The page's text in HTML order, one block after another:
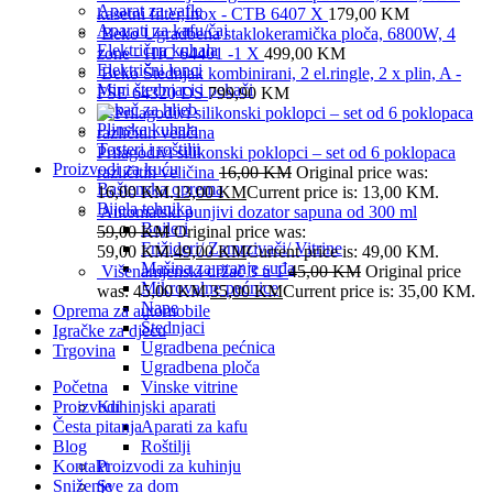
Aparat za vafle
Aparati za kafu/čaj
Električna kuhala
Električni lonci
Mini štednjaci i pekači
Pekač za hljeb
Plinska kuhala
Tosteri i roštilji
Proizvodi za kuću
Baštenska oprema
Bijela tehnika
Bojleri
Frižideri/ Zamrzivači/ Vitrine
Mašina za pranje suđa
Mikrovalne pećnice
Nape
Štednjaci
Ugradbena pećnica
Ugradbena ploča
Vinske vitrine
Kuhinjski aparati
Aparati za kafu
Roštilji
Proizvodi za kuhinju
Sve za dom
kasetni filter,Inox - CTB 6407 X 179,00 KM
Beko Ugradbena staklokeramička ploča, 6800W, 4
zone - HIC 64401 -1 X 499,00 KM
Beko Štednjak kombinirani, 2 el.ringle, 2 x plin, A -
FSE 64320 DS799,90 KM
Prilagodivi silikonski poklopci – set od 6 poklopaca
različitih veličina 16,00KM Original price was:
16,00 KM.13,00KMCurrent price is: 13,00 KM.
Automatski punjivi dozator sapuna od 300 ml
59,00KM Original price was:
59,00 KM.49,00KMCurrent price is: 49,00 KM.
Višenamjenski držač 3 u 145,00KM Original price
was: 45,00 KM.35,00KMCurrent price is: 35,00 KM.
Oprema za automobile
Igračke za djecu
Trgovina
Početna
Proizvodi
Česta pitanja
Blog
Kontakt
Sniženje